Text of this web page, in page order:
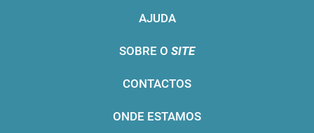
AJUDA
SOBRE O SITE
CONTACTOS
ONDE ESTAMOS